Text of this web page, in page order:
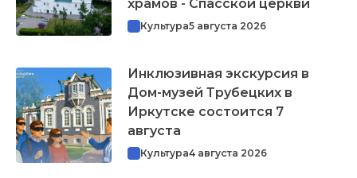
храмов - Спасской церкви
Культура5 августа 2026
Инклюзивная экскурсия в
Дом-музей Трубецких в
Иркутске состоится 7
августа
Культура4 августа 2026